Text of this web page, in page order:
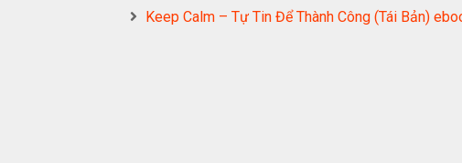
Keep Calm – Tự Tin Để Thành Công (Tái Bản)